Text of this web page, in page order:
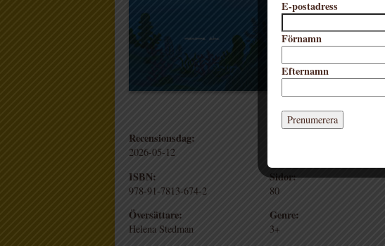
En stämningsfull
möta sina rädslor. När
mycket att vinna.
Format:
Inbunden
Recensionsdag:
2026-05-12
ISBN:
978-91-7813-674-2
Sidor:
80
Översättare:
Helena Stedman
Genre:
3+
E-postadress
Förnamn
Efternamn